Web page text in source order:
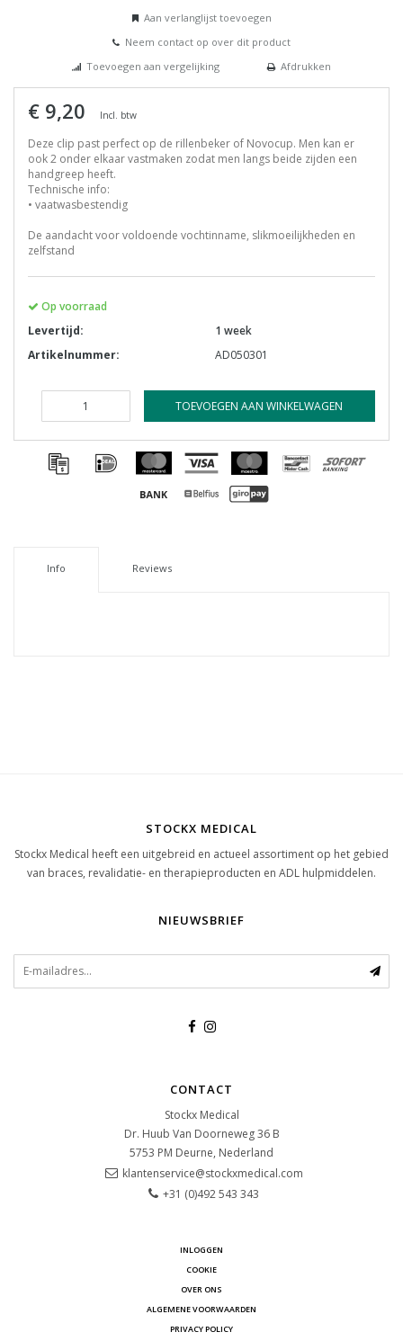
Aan verlanglijst toevoegen
Neem contact op over dit product
Toevoegen aan vergelijking
Afdrukken
€ 9,20 Incl. btw
Deze clip past perfect op de rillenbeker of Novocup. Men kan er
ook 2 onder elkaar vastmaken zodat men langs beide zijden een
handgreep heeft.
Technische info:
• vaatwasbestendig
De aandacht voor voldoende vochtinname, slikmoeilijkheden en
zelfstand
Op voorraad
Levertijd:
1 week
Artikelnummer:
AD050301
TOEVOEGEN AAN WINKELWAGEN
Info Reviews
STOCKX MEDICAL
Stockx Medical heeft een uitgebreid en actueel assortiment op het gebied
van braces, revalidatie- en therapieproducten en ADL hulpmiddelen.
NIEUWSBRIEF
CONTACT
Stockx Medical
Dr. Huub Van Doorneweg 36 B
5753 PM Deurne, Nederland
klantenservice@stockxmedical.com
+31 (0)492 543 343
INLOGGEN
COOKIE
OVER ONS
ALGEMENE VOORWAARDEN
PRIVACY POLICY